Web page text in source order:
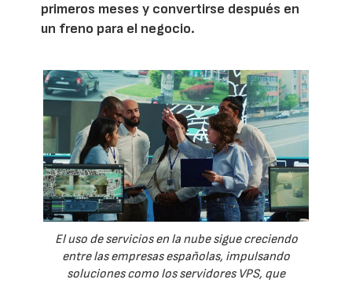
primeros meses y convertirse después en
un freno para el negocio.
El uso de servicios en la nube sigue creciendo
entre las empresas españolas, impulsando
soluciones como los servidores VPS, que